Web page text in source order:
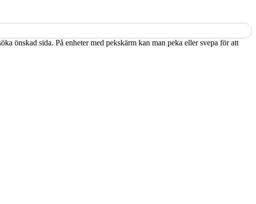
önskad sida. På enheter med pekskärm kan man peka eller svepa för att